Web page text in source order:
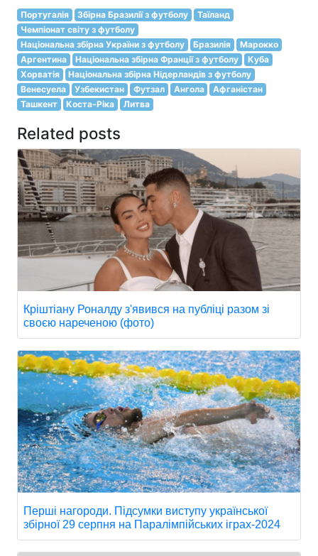
Португалія Збірна Бразилії з футболу
Таїланд
Чемпіонат світу з футболу
Національна збірна України з футболу
Бразилія
Марокко
Аргентина
Національна збірна Франції з футболу
Куба
Хорватія
Національна збірна Нідерландів з футболу
Венесуела
Узбекистан Футзал Ангола
Афганістан
Ташкент
Коста-Ріка Литва
Related posts
Кріштіану Роналду з'явився на публіці разом зі
своєю нареченою (фото)
Перші нагороди. Підсумки виступу української
збірної 29 серпня на Паралімпійських іграх-2024